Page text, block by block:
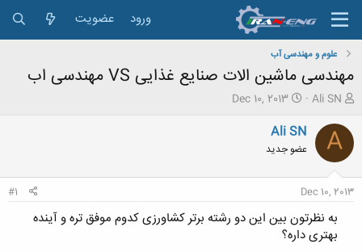
ورود عضویت
علوم و مهندسی آب
مهندسی ماشین الات صنایع غذایی VS مهندسی اب
ش
و
ع
ک
Ali SN
ت
خ
ع
Dec 10, 2013
A
Ali SN
عضو جدید
Dec 10, 2013
#1
به نظرتون بین این دو رشته برتر کشاورزی کدوم موفق تره و آینده
بهتری داره؟